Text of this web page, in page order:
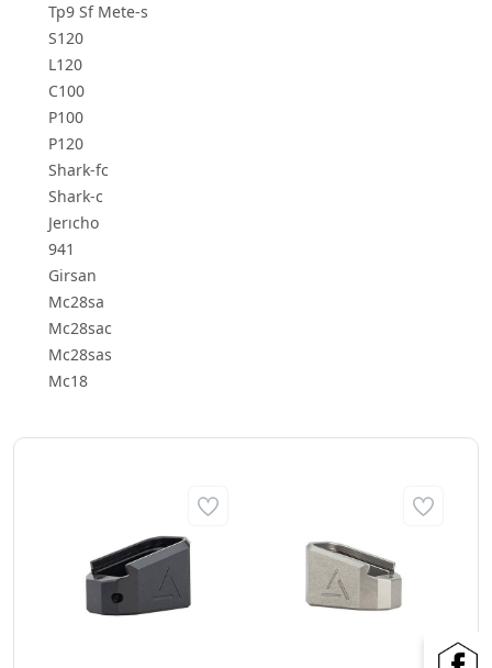
Tp9 Sf Mete-s
S120
L120
C100
P100
P120
Shark-fc
Shark-c
Jerıcho
941
Girsan
Mc28sa
Mc28sac
Mc28sas
Mc18